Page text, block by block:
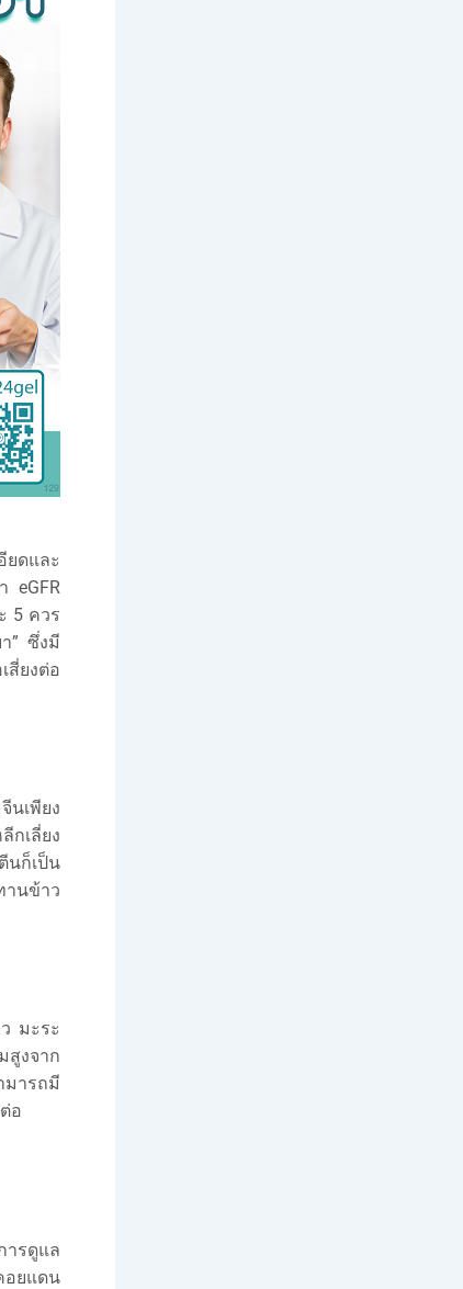
ยดและ
eGFR
5 ควร
” ซึ่งมี
สี่ยงต่อ
นเพียง
กเลี่ยง
นก็เป็น
านข้าว
มะระ
งจาก
ารถมี
อ
ารดูแล
อยแดน